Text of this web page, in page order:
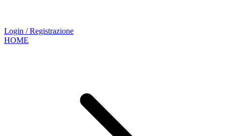
Login / Registrazione
HOME